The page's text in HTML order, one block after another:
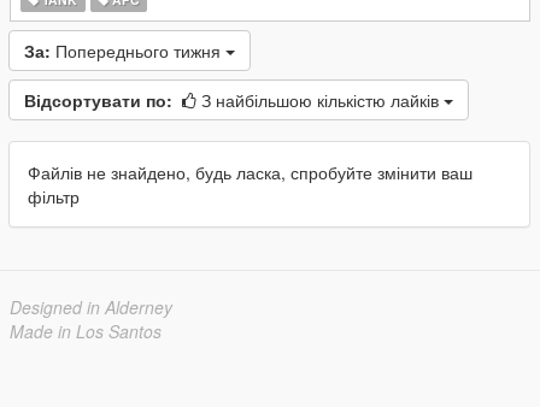
За: Попереднього тижня
Відсортувати по: З найбільшою кількістю лайків
Файлів не знайдено, будь ласка, спробуйте змінити ваш
фільтр
Designed in Alderney
Made in Los Santos